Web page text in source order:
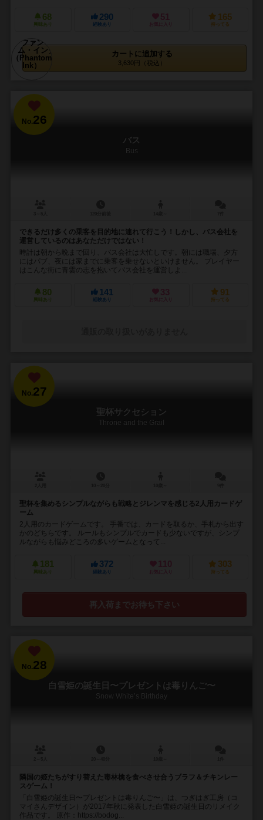
68
興味あり
290
経験あり
51
お気に入り
165
持ってる
カートに追加する
3,630円（税込）
No.26
バス
Bus
できるだけ多くの乗客を目的地に連れて行こう！しかし、バス会社を
運営しているのはあなただけではない！
時計は朝から晩まで回り、バス会社は大忙しです。朝には職場、夕方
にはパブ、夜には家までに乗客を乗せないといけません。 プレイヤー
はこんな街に青雲の志を抱いてバス会社を運営しよ...
80
興味あり
141
経験あり
33
お気に入り
91
持ってる
No.27
聖杯サクセション
Throne and the Grail
聖杯を集めるシンプルながらも戦略とジレンマを感じる2人用カードゲ
ーム
2人用のカードゲームです。 手番では、カードを取るか、手札から出す
かのどちらです。 ルールもシンプルでカードも少ないですが、シンプ
ルながらも悩みどころの多いゲームとなって...
181
興味あり
372
経験あり
110
お気に入り
303
持ってる
再入荷までお待ち下さい
No.28
白雪姫の誕生日〜プレゼントは毒りんご〜
Snow White’s Birthday
隣国の姫たちがすり替えた毒林檎を食べさせ合うブラフ＆チキンレー
スゲーム！
「白雪姫の誕生日〜プレゼントは毒りんご〜」は、つぎはぎ工房（コ
マイさんデザイン）が2017年秋に発表した白雪姫の誕生日のリメイク
作品です。 原作：https://bodog...